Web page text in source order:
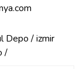
/ izmir
/